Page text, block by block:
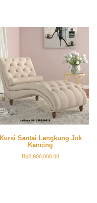
Kursi Santai Lengkung Jok
Kancing
Rp2,900,000.00